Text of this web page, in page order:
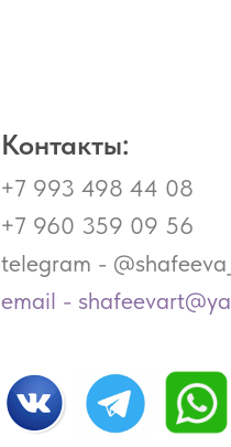
+7 993 498 44 08
+7 960 359 09 56
Контакты:
telegram -
email -